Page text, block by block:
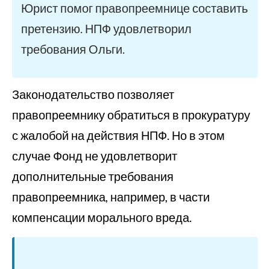
Юрист помог правопреемнице составить
претензию. НПФ удовлетворил
требования Ольги.
Законодательство позволяет
правопреемнику обратиться в прокуратуру
с жалобой на действия НПФ. Но в этом
случае Фонд не удовлетворит
дополнительные требования
правопреемника, например, в части
компенсации морального вреда.